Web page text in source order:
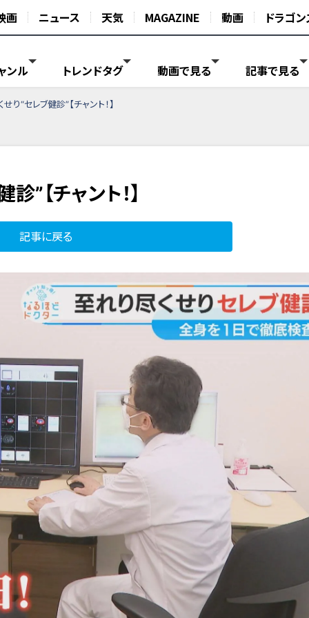
画 ニュース 天気 MAGAZINE 動画 ドラゴン
ンル トレンドタグ 動画で見る 記事で見る
り“セレブ健診”【チャント！】
”【チャント！】
記事に戻る